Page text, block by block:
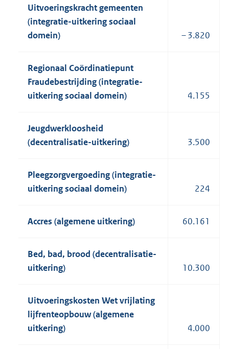
Uitvoeringskracht gemeenten
(integratie-uitkering sociaal
domein)
– 3.820
Regionaal Coördinatiepunt
Fraudebestrijding (integratie-
uitkering sociaal domein)
4.155
Jeugdwerkloosheid
(decentralisatie-uitkering)
3.500
Pleegzorgvergoeding (integratie-
uitkering sociaal domein)
224
Accres (algemene uitkering) 60.161
Bed, bad, brood (decentralisatie-
uitkering)
10.300
Uitvoeringskosten Wet vrijlating
lijfrenteopbouw (algemene
uitkering)
4.000